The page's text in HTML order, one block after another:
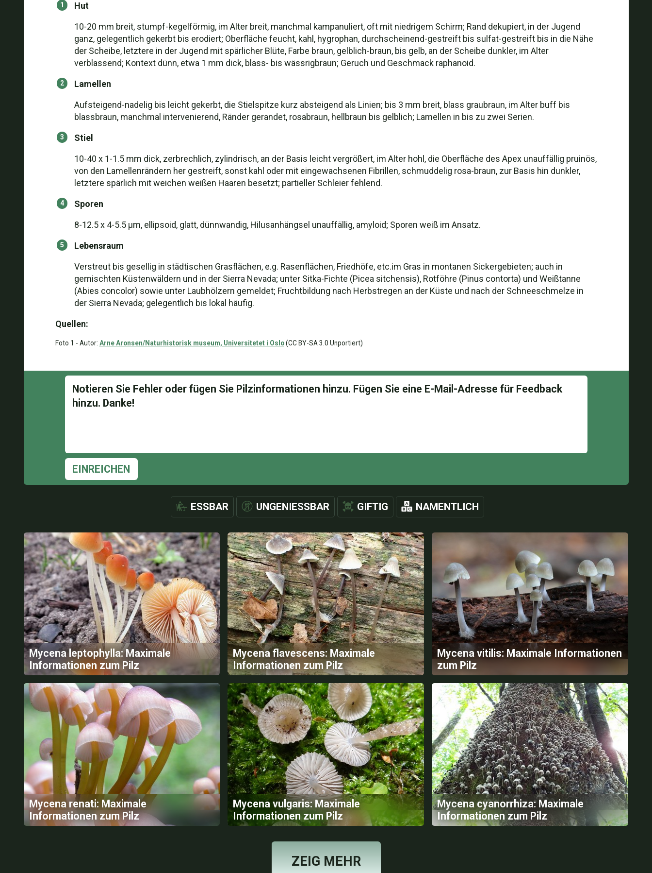
Hut
10-20 mm breit, stumpf-kegelförmig, im Alter breit, manchmal kampanuliert, oft mit niedrigem Schirm; Rand dekupiert, in der Jugend
ganz, gelegentlich gekerbt bis erodiert; Oberfläche feucht, kahl, hygrophan, durchscheinend-gestreift bis sulfat-gestreift bis in die Nähe
der Scheibe, letztere in der Jugend mit spärlicher Blüte, Farbe braun, gelblich-braun, bis gelb, an der Scheibe dunkler, im Alter
verblassend; Kontext dünn, etwa 1 mm dick, blass- bis wässrigbraun; Geruch und Geschmack raphanoid.
Lamellen
Aufsteigend-nadelig bis leicht gekerbt, die Stielspitze kurz absteigend als Linien; bis 3 mm breit, blass graubraun, im Alter buff bis
blassbraun, manchmal intervenierend, Ränder gerandet, rosabraun, hellbraun bis gelblich; Lamellen in bis zu zwei Serien.
Stiel
10-40 x 1-1.5 mm dick, zerbrechlich, zylindrisch, an der Basis leicht vergrößert, im Alter hohl, die Oberfläche des Apex unauffällig pruinös,
von den Lamellenrändern her gestreift, sonst kahl oder mit eingewachsenen Fibrillen, schmuddelig rosa-braun, zur Basis hin dunkler,
letztere spärlich mit weichen weißen Haaren besetzt; partieller Schleier fehlend.
Sporen
8-12.5 x 4-5.5 µm, ellipsoid, glatt, dünnwandig, Hilusanhängsel unauffällig, amyloid; Sporen weiß im Ansatz.
Lebensraum
Verstreut bis gesellig in städtischen Grasflächen, e.g. Rasenflächen, Friedhöfe, etc.im Gras in montanen Sickergebieten; auch in
gemischten Küstenwäldern und in der Sierra Nevada; unter Sitka-Fichte (Picea sitchensis), Rotföhre (Pinus contorta) und Weißtanne
(Abies concolor) sowie unter Laubhölzern gemeldet; Fruchtbildung nach Herbstregen an der Küste und nach der Schneeschmelze in
der Sierra Nevada; gelegentlich bis lokal häufig.
Quellen:
Foto 1 - Autor: Arne Aronsen/Naturhistorisk museum, Universitetet i Oslo(CC BY-SA 3.0 Unportiert)
EINREICHEN
ESSBAR UNGENIESSBAR GIFTIG NAMENTLICH
Mycena leptophylla: Maximale
Informationen zum Pilz
Mycena flavescens: Maximale
Informationen zum Pilz
Mycena vitilis: Maximale Informationen
zum Pilz
Mycena renati: Maximale
Informationen zum Pilz
Mycena vulgaris: Maximale
Informationen zum Pilz
Mycena cyanorrhiza: Maximale
Informationen zum Pilz
ZEIG MEHR